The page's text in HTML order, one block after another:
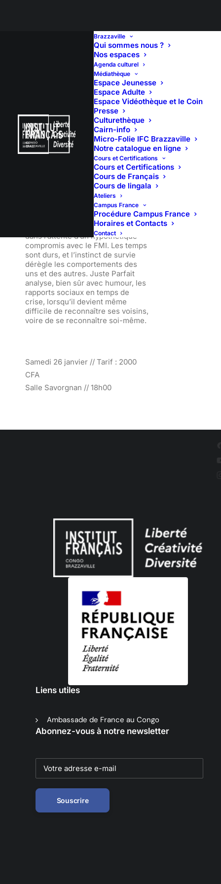
Brazzaville
Qui sommes nous ?
Nos espaces
Agenda culturel
Médiathèque
Espace Jeunesse
Espace Adulte
Espace Vidéothèque et le Coin
Presse
Culturethèque
Cairn-info
Micro-Folie IFC Brazzaville
Notre catalogue en ligne
Cours et Certifications
Cours et Certifications
Cours de Français
Cours de lingala
Ateliers
Campus France
Procédure Campus France
Horaires et Contacts
Contact
Quand vint la crise,
Juste Parfait
Dans son nouveau spectacle,
l’humoriste le plus élancé du
Congo nous décrit le pays à l’heure
des négociations économiques,
dans l’attente d’un hypothétique
compromis avec le FMI. Les temps
sont durs, et l’instinct de survie
dérègle les comportements des
uns et des autres. Juste Parfait
analyse, bien sûr avec humour, les
rapports sociaux en temps de
crise, lorsqu’il devient même
difficile de reconnaître ses voisins,
voire de se reconnaître soi-même.
Samedi 26 janvier // Tarif : 2000
CFA
Salle Savorgnan // 18h00
26 janvier 2019
Salle Savorgnan de Brazza
Liens utiles
Ambassade de France au Congo
Abonnez-vous à notre newsletter